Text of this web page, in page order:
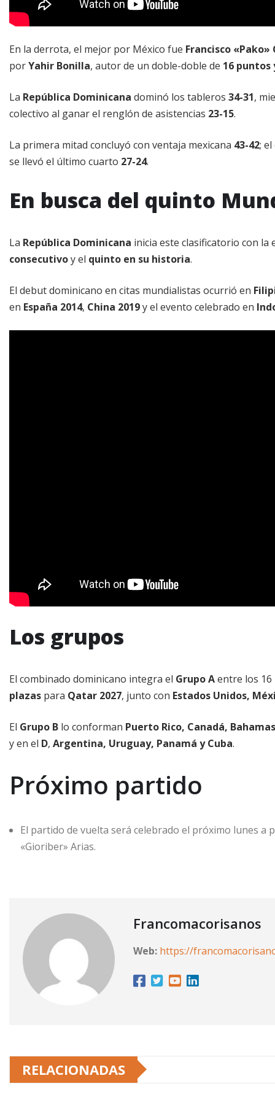
En la derrota, el mejor por México fue Francisco «Pako»
porYahir Bonilla, autor de un doble-doble de 16 puntos
La República Dominicana dominó los tableros 34-31,
colectivo al ganar el renglón de asistencias 23-15.
La primera mitad concluyó con ventaja mexicana 43-42;
se llevó el último cuarto 27-24.
En busca del quinto
La República Dominicana inicia este clasificatorio con la
consecutivoy el quinto en su historia.
El debut dominicano en citas mundialistas ocurrió en
en España 2014, China 2019y el evento celebrado en
Los grupos
El combinado dominicano integra el Grupo Aentre los 16
plazas para Qatar 2027, junto con Estados Unidos,
El Grupo B lo conforman Puerto Rico, Canadá,
y en el D, Argentina, Uruguay, Panamá y Cuba.
Próximo partido
El partido de vuelta será celebrado el próximo lunes a
«Gioriber» Arias.
Francomacorisanos
Web: https://
RELACIONADAS